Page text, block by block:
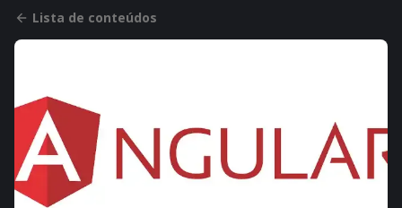
Lista de conteúdos